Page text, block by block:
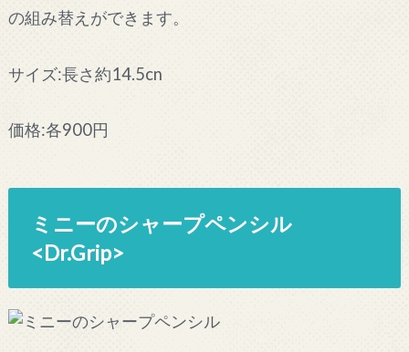
の組み替えができます。
サイズ:長さ約14.5cn
価格:各900円
ミニーのシャープペンシル
<Dr.Grip>